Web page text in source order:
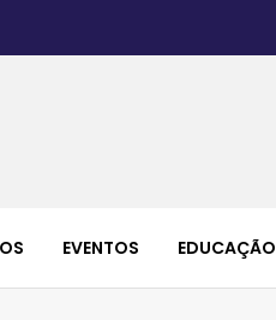
EVENTOS EDUCAÇÃO